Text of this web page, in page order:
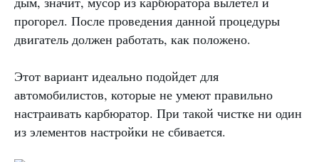
прогорел. После проведения данной процедуры
двигатель должен работать, как положено.
Этот вариант идеально подойдет для
автомобилистов, которые не умеют правильно
настраивать карбюратор. При такой чистке ни один
из элементов настройки не сбивается.